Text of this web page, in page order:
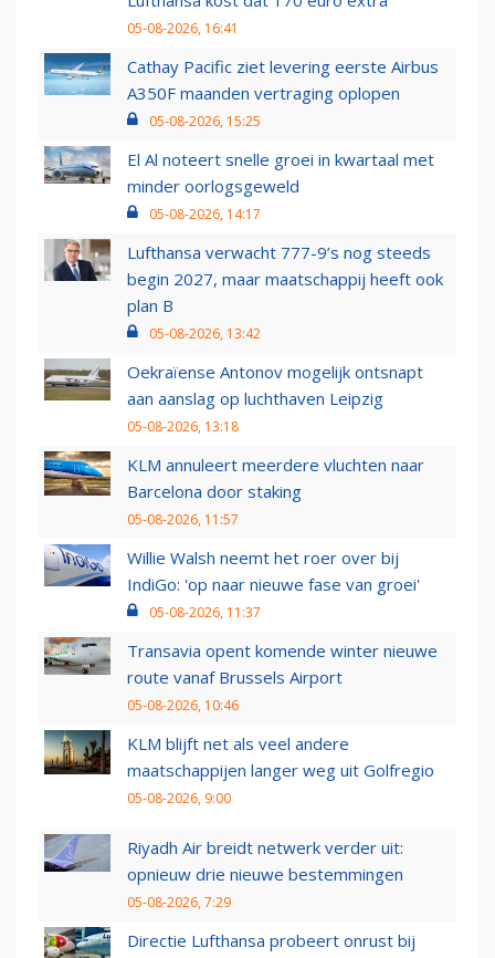
05-08-2026, 16:41
Cathay Pacific ziet levering eerste Airbus
A350F maanden vertraging oplopen
05-08-2026, 15:25
El Al noteert snelle groei in kwartaal met
minder oorlogsgeweld
05-08-2026, 14:17
Lufthansa verwacht 777-9’s nog steeds
begin 2027, maar maatschappij heeft ook
plan B
05-08-2026, 13:42
Oekraïense Antonov mogelijk ontsnapt
aan aanslag op luchthaven Leipzig
05-08-2026, 13:18
KLM annuleert meerdere vluchten naar
Barcelona door staking
05-08-2026, 11:57
Willie Walsh neemt het roer over bij
IndiGo: 'op naar nieuwe fase van groei'
05-08-2026, 11:37
Transavia opent komende winter nieuwe
route vanaf Brussels Airport
05-08-2026, 10:46
KLM blijft net als veel andere
maatschappijen langer weg uit Golfregio
05-08-2026, 9:00
Riyadh Air breidt netwerk verder uit:
opnieuw drie nieuwe bestemmingen
05-08-2026, 7:29
Directie Lufthansa probeert onrust bij